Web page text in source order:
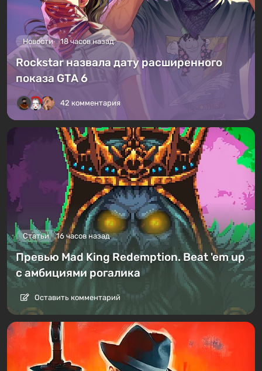
Новости 18 часов назад
Rockstar назвала дату расширенного
показа GTA 6
42 комментария
Статьи 16 часов назад
Превью Mad King Redemption. Beat 'em up
с амбициями рогалика
Оставить комментарий